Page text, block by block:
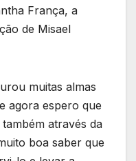
França, a
de Misael
muitas almas
agora espero que
através da
boa saber que